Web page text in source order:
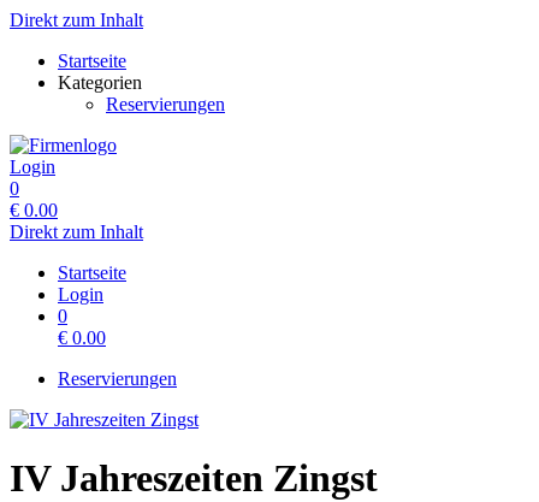
Direkt zum Inhalt
Startseite
Kategorien
Reservierungen
Login
0
€ 0.00
Direkt zum Inhalt
Startseite
Login
0
€ 0.00
Reservierungen
IV Jahreszeiten Zingst